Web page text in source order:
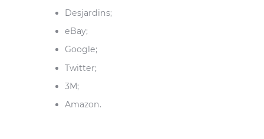
Desjardins;
eBay;
Google;
Twitter;
3M;
Amazon.